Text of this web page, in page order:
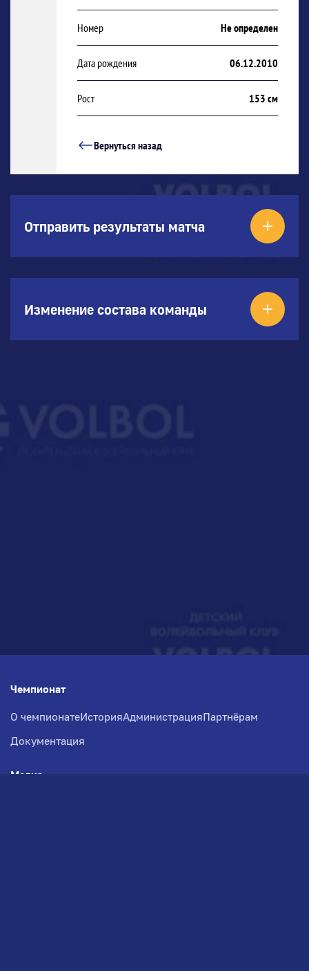
Номер Не определен
Дата рождения 06.12.2010
Рост 153 см
Вернуться назад
Отправить результаты матча
Изменение состава команды
Чемпионат
О чемпионатеИсторияАдминистрацияПартнёрам
Документация
Медиа